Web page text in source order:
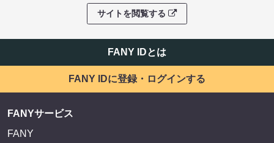
サイトを閲覧する
FANY IDとは
FANY IDに登録・ログインする
FANYサービス
FANY